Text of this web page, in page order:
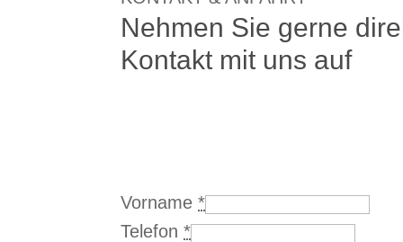
Nehmen Sie gerne
Kontakt mit uns auf
Vorname *
Telefon *